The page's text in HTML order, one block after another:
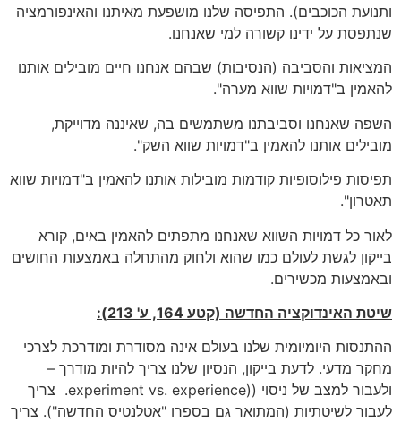
ותנועת הכוכבים). התפיסה שלנו מושפעת מאיתנו והאינפורמציה
שנתפסת על ידינו קשורה למי שאנחנו.
המציאות והסביבה (הנסיבות) שבהם אנחנו חיים מובילים אותנו
להאמין ב"דמויות שווא מערה".
השפה שאנחנו וסביבתנו משתמשים בה, שאיננה מדוייקת,
מובילים אותנו להאמין ב"דמויות שווא השק".
תפיסות פילוסופיות קודמות מובילות אותנו להאמין ב"דמויות שווא
תאטרון".
לאור כל דמויות השווא שאנחנו מתפתים להאמין באים, קורא
בייקון לגשת לעולם כמו שהוא ולחוק מהתחלה באמצעות החושים
ובאמצעות מכשירים.
שיטת האינדוקציה החדשה (קטע 164, ע' 213):
ההתנסות היומיומית שלנו בעולם אינה מסודרת ומודרכת לצרכי
מחקר מדעי. לדעת בייקון, הנסיון שלנו צריך להיות מודרך –
ולעבור למצב של ניסוי ((experiment vs. experience. צריך
לעבור לשיטתיות (המתואר גם בספרו "אטלנטיס החדשה"). צריך